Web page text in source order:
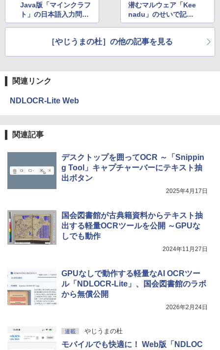
Java版「マインクラフ
ト」の日本語入力問題
が10年越しに解決
潜むマルウェア「Kee
nadu」のせいで記事
が吹っ飛んだ話
［やじうまの杜］の他の記事を見る
関連リンク
NDLOCR-Lite Web
関連記事
デスクトップを囲ってOCR ～「Snippin
g Tool」キャプチャーバーにテキスト抽
出ボタン
2025年4月17日
国会図書館が古典籍資料からテキスト抽
出する軽量OCRツールを公開 ～GPUな
しでも動作
2024年11月27日
GPUなしで動作する軽量なAI OCRツー
ル「NDLOCR-Lite」、国会図書館のラボ
から無償公開
2026年2月24日
連載 やじうまの杜
モバイルでも快適に！ Web版「NDLOC